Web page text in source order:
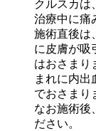
クルスカは
治療中に痛
施術直後は
に皮膚が吸
はおさまり
まれに内出
でおさまり
なお施術後
ださい。